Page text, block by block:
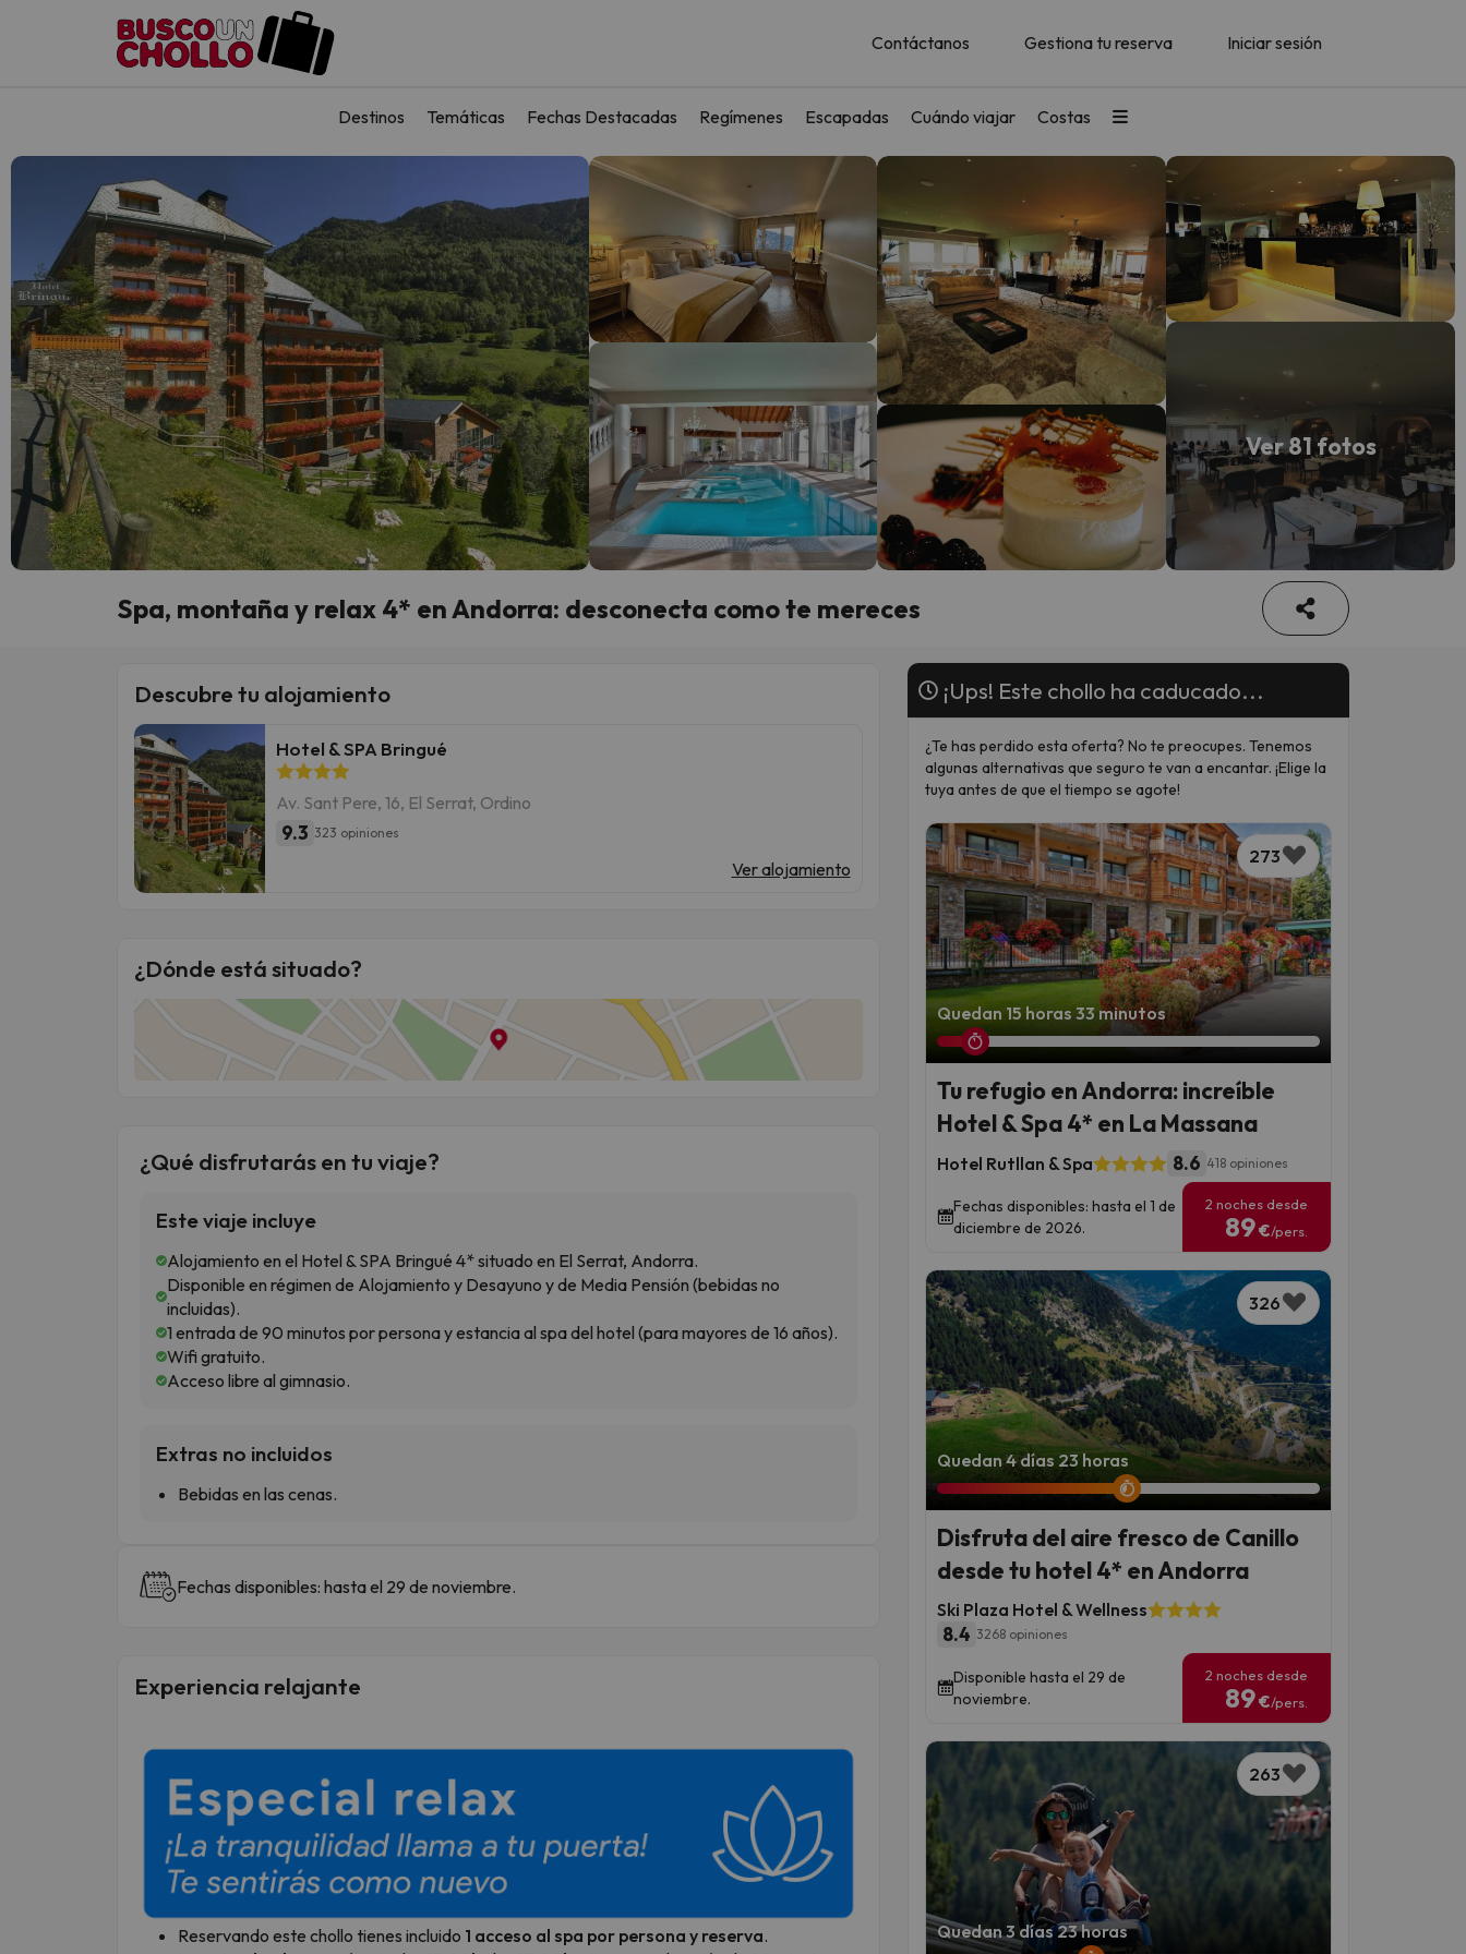
Contáctanos Gestiona tu reserva Iniciar sesión
Destinos Temáticas Fechas Destacadas Regímenes Escapadas Cuándo viajar Costas
Ver 81 fotos
Spa, montaña y relax 4* en Andorra: desconecta como te mereces
Descubre tu alojamiento
Hotel & SPA Bringué
Av. Sant Pere, 16, El Serrat, Ordino
9.3 323 opiniones
Ver alojamiento
¿Dónde está situado?
¿Qué disfrutarás en tu viaje?
Este viaje incluye
Alojamiento en el Hotel & SPA Bringué 4* situado en El Serrat, Andorra.
Disponible en régimen de Alojamiento y Desayuno y de Media Pensión (bebidas no
incluidas).
1 entrada de 90 minutos por persona y estancia al spa del hotel (para mayores de 16 años).
Wifi gratuito.
Acceso libre al gimnasio.
Extras no incluidos
Bebidas en las cenas.
Fechas disponibles: hasta el 29 de noviembre.
Experiencia relajante
Reservando este chollo tienes incluido 1 acceso al spa por persona y reserva.
¡Ups! Este chollo ha caducado...
¿Te has perdido esta oferta? No te preocupes. Tenemos
algunas alternativas que seguro te van a encantar. ¡Elige la
tuya antes de que el tiempo se agote!
273
Quedan 15 horas 33 minutos
Tu refugio en Andorra: increíble
Hotel & Spa 4* en La Massana
Hotel Rutllan & Spa 8.6 418 opiniones
Fechas disponibles: hasta el 1 de
diciembre de 2026.
2 noches desde
89€/pers.
326
Quedan 4 días 23 horas
Disfruta del aire fresco de Canillo
desde tu hotel 4* en Andorra
Ski Plaza Hotel & Wellness
8.4 3268 opiniones
Disponible hasta el 29 de
noviembre.
2 noches desde
89€/pers.
263
Quedan 3 días 23 horas